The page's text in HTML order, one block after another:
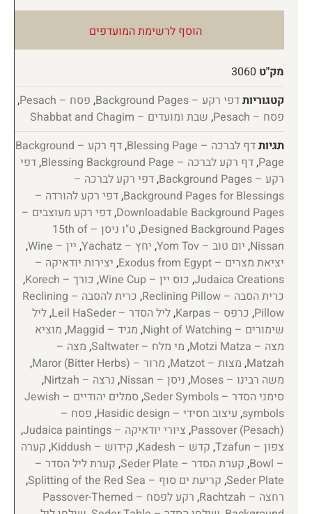
הוסף לרשימת המועדפים
מק"ט 3060
קטגוריותדפי רקע – Background Pages , פסח – Pesach
,
פסח – Pesach
, שבת ומועדים – Shabbat and Chagim
תגיותדף לברכה – Blessing Page ,
דף רקע – Background
Page
,דף רקע לברכה – Blessing Background Page ,דפי
רקע – Background Pages
,דפי רקע לברכה –
Background Pages for Blessings
,דפי רקע להורדה –
Downloadable Background Pages
,דפי רקע מעוצבים –
Designed Background Pages
,
ט"ו ניסן – 15th of
Nissan
, יום טוב – Yom Tov , יחץ – Yachatz , יין – Wine
,
יציאת מצרים – Exodus from Egypt
, יצירות יודאיקה –
Judaica Creations
, כוס יין – Wine Cup , כורך – Korech
,
כרית הסבה – Reclining Pillow
,
כרית להסבה – Reclining
Pillow
, כרפס – Karpas ,ליל הסדר – Leil HaSeder ,ליל
שימורים – Night of Watching
, מגיד – Maggid , מוציא
מצה – Motzi Matza
, מי מלח – Saltwater , מצה –
Matzah
, מצות – Matzot , מרור – Maror (Bitter Herbs)
,
משה רבינו – Moses
, ניסן – Nissan , נרצה – Nirtzah
,
סימני הסדר – Seder Symbols
,
סמלים יהודיים – Jewish
symbols
, עיצוב חסידי – Hasidic design , פסח –
Passover (Pesach)
, ציורי יודאיקה – Judaica paintings
,
צפון – Tzafun
, קדש – Kadesh , קידוש – Kiddush , קערה
– Bowl
, קערת הסדר – Seder Plate , קערת ליל הסדר –
Seder Plate
, קריעת ים סוף – Splitting of the Red Sea
,
רחצה – Rachtzah
,
רקע לפסח – Passover-Themed